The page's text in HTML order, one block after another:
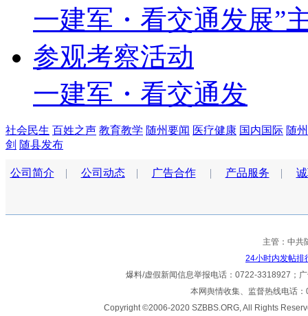
一建军・看交通发
社会民生 百姓之声 教育教学 随州要闻 医疗健康 国内国际 随
剑 随县发布
公司简介 | 公司动态| 广告合作| 产品服务 |
主管：中
24小时内发帖排
爆料/虚假新闻信息举报电话：0722-3318927；
本网舆情收集、监督热线电话
Copyright ©2006-2020 SZBBS.ORG, All Rights